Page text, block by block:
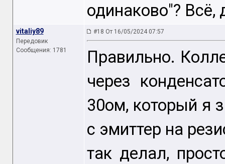
одинаково"? Всё,
vitaliy89
Передовик
Сообщения: 1781
#18 От 16/05/2024 07:57
Правильно.
через
30ом, который я
с эмиттер на
так делал,